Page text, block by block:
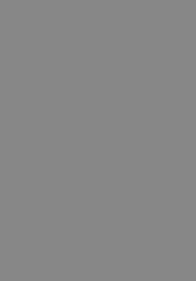
en
de
sean
del
no da como
sitios.
entre humanos
de
que el banner